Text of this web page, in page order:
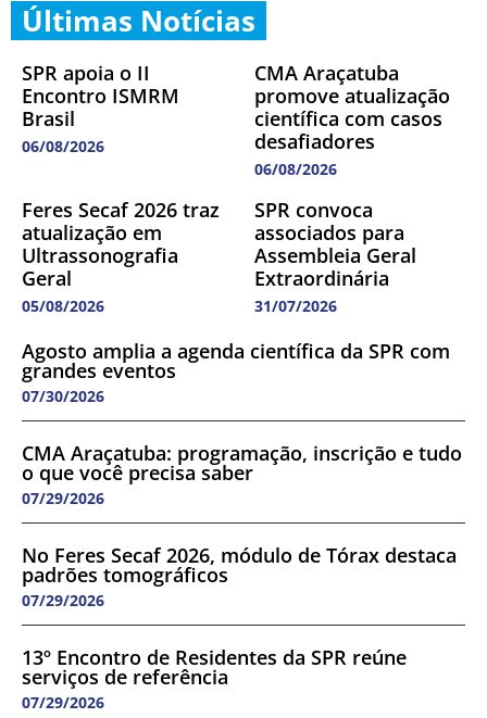
Últimas Notícias
SPR apoia o II
Encontro ISMRM
Brasil
06/08/2026
CMA Araçatuba
promove atualização
científica com casos
desafiadores
06/08/2026
Feres Secaf 2026 traz
atualização em
Ultrassonografia
Geral
05/08/2026
SPR convoca
associados para
Assembleia Geral
Extraordinária
31/07/2026
Agosto amplia a agenda científica da SPR com
grandes eventos
07/30/2026
CMA Araçatuba: programação, inscrição e tudo
o que você precisa saber
07/29/2026
No Feres Secaf 2026, módulo de Tórax destaca
padrões tomográficos
07/29/2026
13º Encontro de Residentes da SPR reúne
serviços de referência
07/29/2026